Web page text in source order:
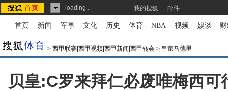
loading... 我的搜狐 邮件
首页 - 新闻 - 军事 - 文化 - 历史 - 体育 - NBA - 视频 - 娱谈 -
> 西甲联赛|西甲视频|西甲新闻|西甲转会 > 皇家马德里
贝皇:C罗来拜仁必废唯梅西可